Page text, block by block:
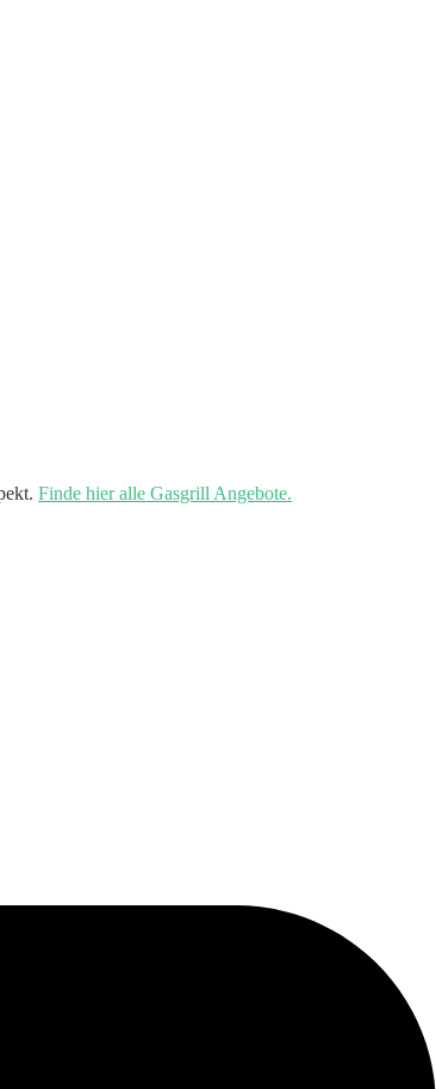
Finde hier alle Gasgrill Angebote.